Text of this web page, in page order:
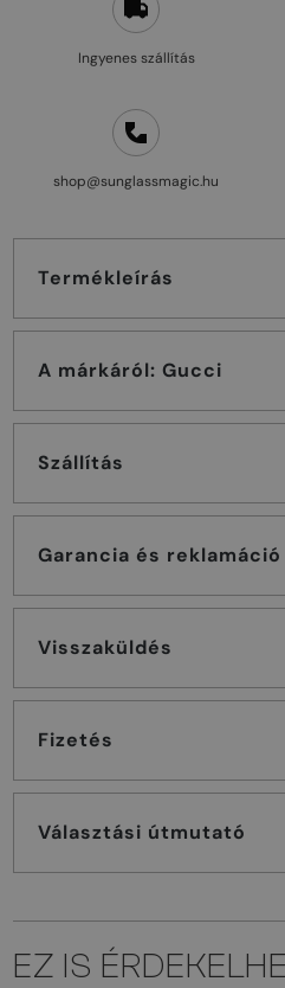
Ingyenes szállítás
shop@sunglassmagic.hu
Termékleírás
A márkáról: Gucci
Szállítás
Garancia és reklamáció
Visszaküldés
Fizetés
Választási útmutató
EZ IS